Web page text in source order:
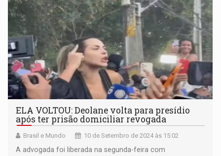
ELA VOLTOU: Deolane volta para presídio
após ter prisão domiciliar revogada
Brasil e Mundo 10 de Setembro de 2024 às 15:02
A advogada foi liberada na segunda-feira com